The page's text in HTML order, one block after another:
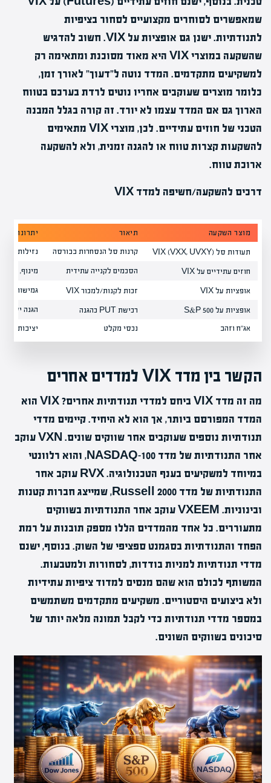
שמאפשרים לסוחרים מקצועיים לסחור בציפיות
לתנודתיות. ישנן גם אופציות על VIX. חשוב להדגיש
שהשקעה במוצרי VIX היא מאוד מסוכנת ומתאימה רק
למשקיעים מתקדמים. המדד נוטה ל"דעוך" לאורך זמן,
כלומר מוצרים שעוקבים אחריו נוטים לרדת בערכם בטווח
הארוך גם אם המדד עצמו לא יורד. זה קורה בגלל המבנה
הטכני של חוזים עתידיים. לכן, מוצרי VIX מתאימים
להשקעות קצרות טווח או להגנה זמנית, ולא להשקעה
ארוכת טווח.
דרכים להשקעה/חשיפה למדד VIX
מוצר השקעה תיאור יתרונות
תעודות סל VIX (VXX, UVXY) קרנות סל הנסחרות בבורסה נזילות
חוזים עתידיים על VIX הסכמים לקנייה עתידית מינוף, דיוק
אופציות על VIX זכות לקנות/למכור VIX גמישות,
אופציות על S&P 500 רכישת PUT כהגנה הגנה ישירה
אג"ח וזהב נכסי מקלט יציבות,
הקשר בין מדד VIX למדדים אחרים
מה זה מדד VIX ביחס למדדי תנודתיות אחרים? VIX הוא
המדד המפורסם ביותר, אך הוא לא היחיד. קיימים מדדי
תנודתיות נוספים שעוקבים אחר שווקים שונים. VXN עוקב
אחר התנודתיות של מדד NASDAQ-100, והוא רלוונטי
במיוחד למשקיעים בענף הטכנולוגיה. RVX עוקב אחר
התנודתיות של מדד Russell 2000, שמייצג חברות קטנות
ובינוניות. VXEEM עוקב אחר התנודתיות בשווקים
מתעוררים. כל אחד מהמדדים הללו מספק תובנות על רמת
הפחד והתנודתיות בסגמנט ספציפי של השוק. בנוסף, ישנם
מדדי תנודתיות למניות בודדות, לסחורות ולמטבעות.
המשותף לכולם הוא שהם מנסים למדוד ציפיות עתידיות
ולא ביצועים היסטוריים. משקיעים מתקדמים משתמשים
במספר מדדי תנודתיות כדי לקבל תמונה מלאה יותר של
סיכונים בשווקים השונים.